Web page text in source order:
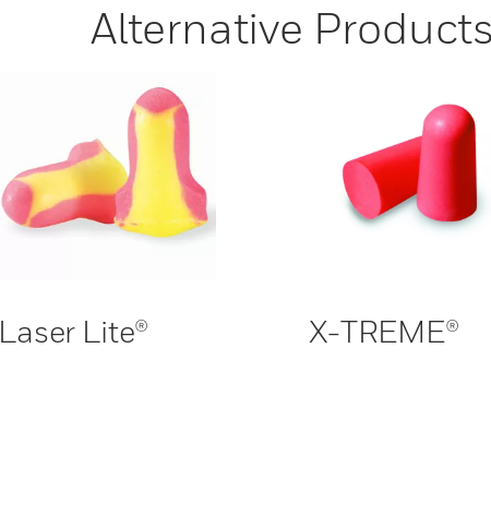
Alternative Products
Laser Lite® X-TREME®